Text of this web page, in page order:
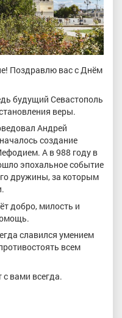
Поздравлю вас с Днём
будущий Севастополь
веры.
Андрей
создание
А в 988 году в
эпохальное событие
дружины, за которым
добро, милость и
славился умением
всем
с вами всегда.